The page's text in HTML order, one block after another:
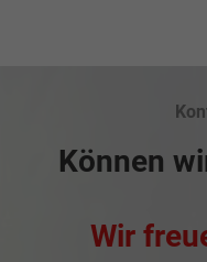
Können
Wir